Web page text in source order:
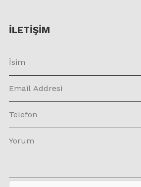
İLETİŞİM